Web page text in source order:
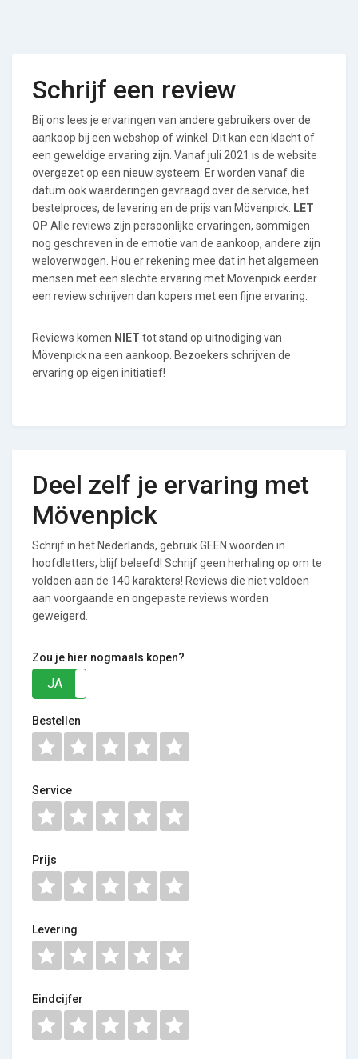
Schrijf een review
Bij ons lees je ervaringen van andere gebruikers over de
aankoop bij een webshop of winkel. Dit kan een klacht of
een geweldige ervaring zijn. Vanaf juli 2021 is de website
overgezet op een nieuw systeem. Er worden vanaf die
datum ook waarderingen gevraagd over de service, het
bestelproces, de levering en de prijs van Mövenpick. LET
OP Alle reviews zijn persoonlijke ervaringen, sommigen
nog geschreven in de emotie van de aankoop, andere zijn
weloverwogen. Hou er rekening mee dat in het algemeen
mensen met een slechte ervaring met Mövenpick eerder
een review schrijven dan kopers met een fijne ervaring.
Reviews komen NIET tot stand op uitnodiging van
Mövenpick na een aankoop. Bezoekers schrijven de
ervaring op eigen initiatief!
Deel zelf je ervaring met
Mövenpick
Schrijf in het Nederlands, gebruik GEEN woorden in
hoofdletters, blijf beleefd! Schrijf geen herhaling op om te
voldoen aan de 140 karakters! Reviews die niet voldoen
aan voorgaande en ongepaste reviews worden
geweigerd.
Zou je hier nogmaals kopen?
JA
Bestellen
Service
Prijs
Levering
Eindcijfer